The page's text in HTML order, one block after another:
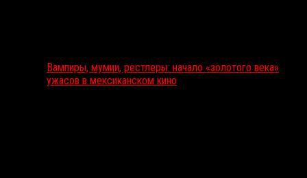
Вампиры, мумии, рестлеры: начало «золотого века»
ужасов в мексиканском кино